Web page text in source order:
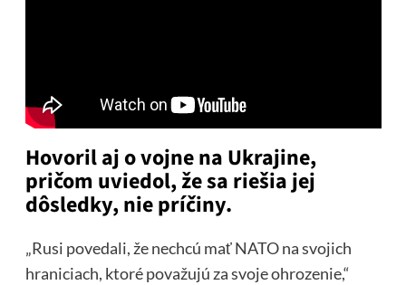
Hovoril aj o vojne na Ukrajine,
pričom uviedol, že sa riešia jej
dôsledky, nie príčiny.
„Rusi povedali, že nechcú mať NATO na svojich
hraniciach, ktoré považujú za svoje ohrozenie,“